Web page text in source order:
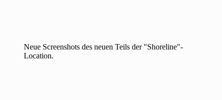
Neue Screenshots des neuen Teils der "Shoreline"-
Location.